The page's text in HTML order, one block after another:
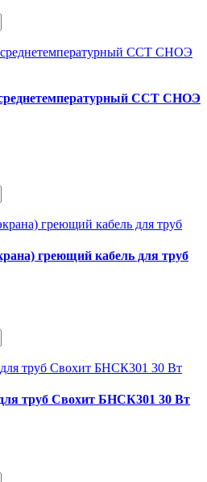
ССТ СНОЭ
греющий кабель для труб
труб Свохит БНСК301 30 Вт